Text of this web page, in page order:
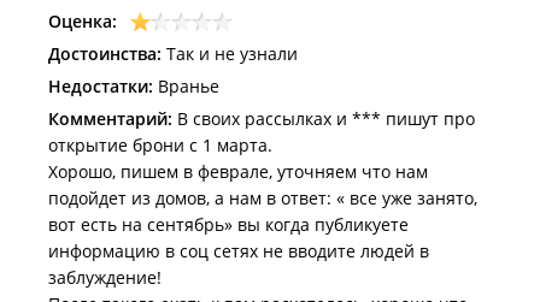
дня полюбоваться пляжем, а дальше скучно. Домики
и номера весьма убогие, крыши протекают в дождь.
В общем, что ни делается - все к лучшему. Рада, что
не попали к вам. И не попадем 😄
Оценка:
Достоинства: Так и не узнали
Недостатки: Вранье
Комментарий: В своих рассылках и *** пишут про
открытие брони с 1 марта.
Хорошо, пишем в феврале, уточняем что нам
подойдет из домов, а нам в ответ: « все уже занято,
вот есть на сентябрь» вы когда публикуете
информацию в соц сетях не вводите людей в
заблуждение!